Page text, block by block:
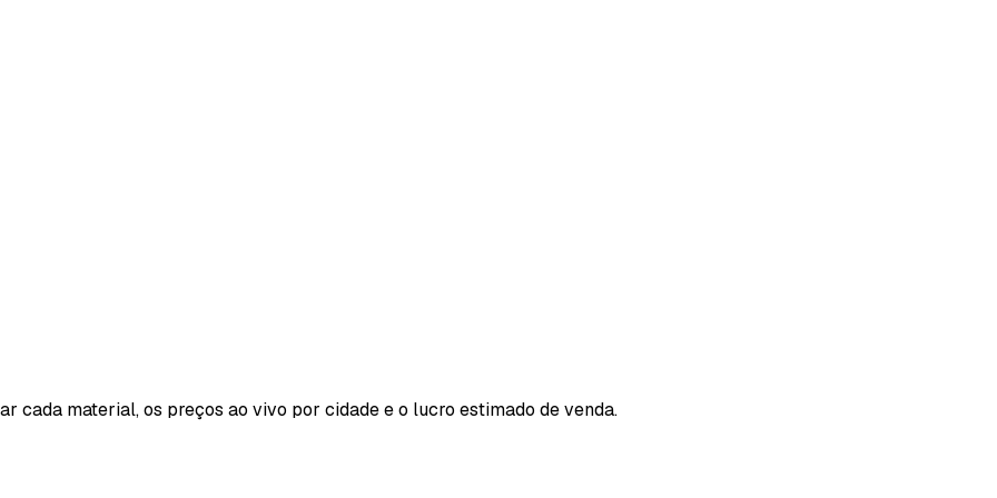
cada material, os preços ao vivo por cidade e o lucro estimado de venda.